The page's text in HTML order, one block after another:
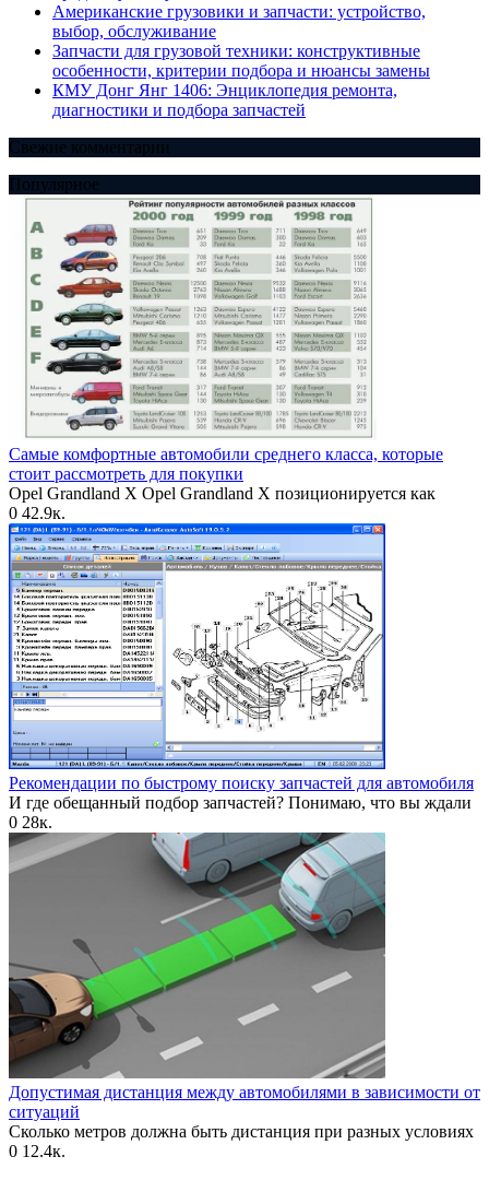
Американские грузовики и запчасти: устройство,
выбор, обслуживание
Запчасти для грузовой техники: конструктивные
особенности, критерии подбора и нюансы замены
КМУ Донг Янг 1406: Энциклопедия ремонта,
диагностики и подбора запчастей
Свежие комментарии
Популярное
Самые комфортные автомобили среднего класса, которые
стоит рассмотреть для покупки
Opel Grandland X Opel Grandland X позиционируется как
0 42.9к.
Рекомендации по быстрому поиску запчастей для автомобиля
И где обещанный подбор запчастей? Понимаю, что вы ждали
0 28к.
Допустимая дистанция между автомобилями в зависимости от
ситуаций
Сколько метров должна быть дистанция при разных условиях
0 12.4к.